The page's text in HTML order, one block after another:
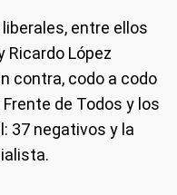
entre ellos
Ricardo López
contra, codo a codo
de Todos y los
37 negativos y la